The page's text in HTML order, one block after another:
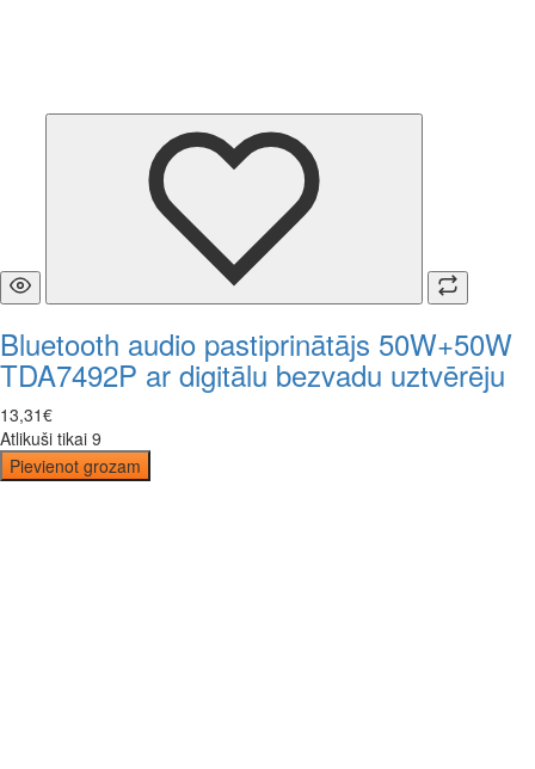
Bluetooth audio pastiprinātājs 50W+50W
TDA7492P ar digitālu bezvadu uztvērēju
13,31€
Atlikuši tikai 9
Pievienot grozam